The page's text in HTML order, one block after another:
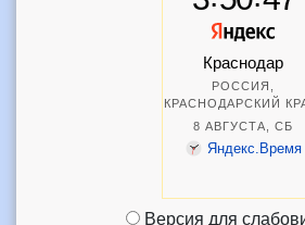
Версия для